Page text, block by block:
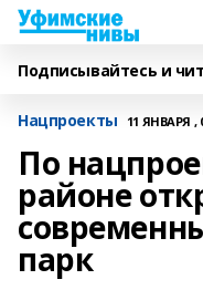
Подписывайтесь и
Нацпроекты 11 ЯНВАРЯ ,
По
районе
парк